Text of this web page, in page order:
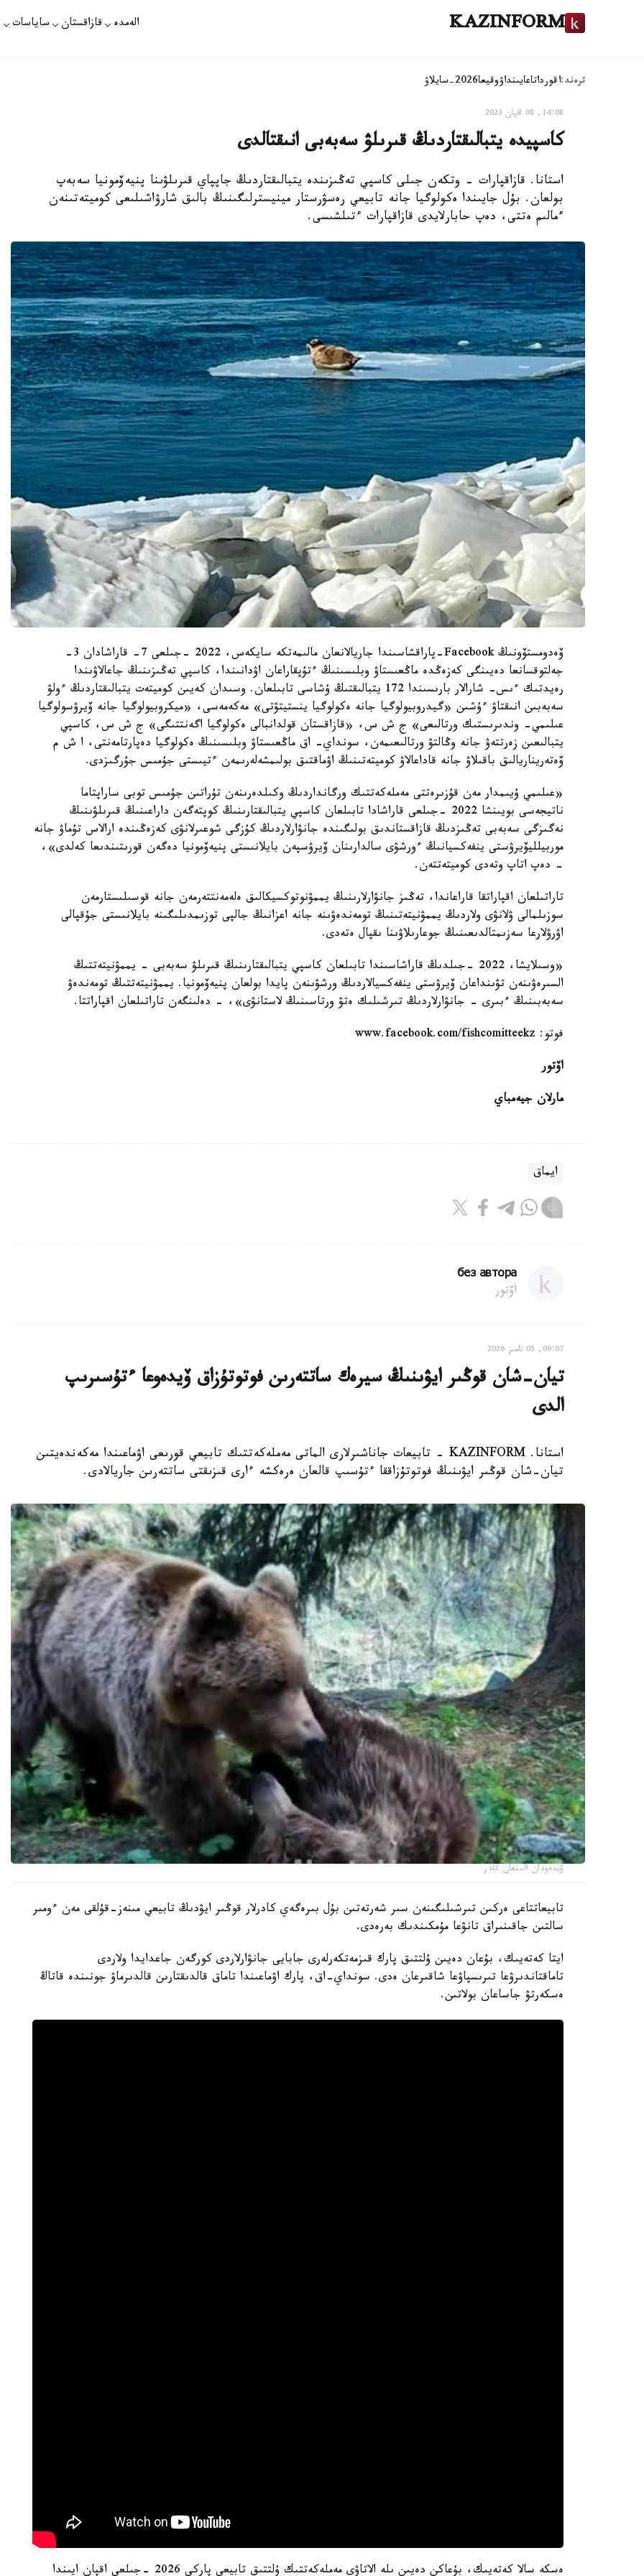
KAZINFORM الەمدە قازاقستان ساياسات
ترەند:اقورداتاعايىنداۋوقيعا2026-سايلاۋ
14:08, 08 اقپان 2023
كاسپيدە يتبالىقتاردىڭ قىرىلۋ سەبەبى انىقتالدى
استانا. قازاقپارات - وتكەن جىلى كاسپي تەڭىزىندە يتبالىقتاردىڭ جاپپاي قىرىلۋىنا پنيەۆمونيا سەبەپ
بولعان. بۇل جايىندا ەكولوگيا جانە تابيعي رەسۋرستار مينيسترلىگىنىڭ بالىق شارۋاشىلىعى كوميتەتىنەن
ءمالىم ەتتى، دەپ حابارلايدى قازاقپارات ءتىلشىسى.
ۆەدومستۆونىڭ Facebook-پاراقشاسىندا جاريالانعان مالىمەتكە سايكەس، 2022 -جىلعى 7- قاراشادان 3-
جەلتوقسانعا دەيىنگى كەزەڭدە ماڭعىستاۋ وبلىسىنىڭ ءتۇپقاراعان اۋدانىندا، كاسپي تەڭىزىنىڭ جاعالاۋىندا
رەيدتىك ءىس- شارالار بارىسىندا 172 يتبالىقتىڭ ۇشاسى تابىلعان. وسىدان كەيىن كوميتەت يتبالىقتاردىڭ ءولۋ
سەبەبىن انىقتاۋ ءۇشىن «گيدروبيولوگيا جانە ەكولوگيا ينستيتۋتى» مەكەمەسى، «ميكروبيولوگيا جانە ۆيرۋسولوگيا
عىلىمي- وندىرىستىك ورتالىعى» ج ش س، «قازاقستان قولدانبالى ەكولوگيا اگەنتتىگى» ج ش س، كاسپي
يتبالىعىن زەرتتەۋ جانە وڭالتۋ ورتالىعىمەن، سونداي- اق ماڭعىستاۋ وبلىسىنىڭ ەكولوگيا دەپارتامەنتى، ا ش م
ۆەتەريناريالىق باقىلاۋ جانە قاداعالاۋ كوميتەتىنىڭ اۋماقتىق بولىمشەلەرىمەن ءتيىستى جۇمىس جۇرگىزدى.
«عىلىمي ۇيىمدار مەن قۇزىرەتتى مەملەكەتتىك ورگانداردىڭ وكىلدەرىنەن تۇراتىن جۇمىس توبى ساراپتاما
ناتيجەسى بويىنشا 2022 -جىلعى قاراشادا تابىلعان كاسپي يتبالىقتارىنىڭ كوپتەگەن داراعىنىڭ قىرىلۋىنىڭ
نەگىزگى سەبەبى تەڭىزدىڭ قازاقستاندىق بولىگىندە جانۋارلاردىڭ كۇزگى شوعىرلانۋى كەزەڭىندە ارالاس تۇماۋ جانە
موربيلليۆيرۋستى ينفەكسيانىڭ ءورشۋى سالدارىنان ۆيرۋسپەن بايلانىستى پنيەۆمونيا دەگەن قورىتىندىعا كەلدى»،
- دەپ اتاپ وتەدى كوميتەتتەن.
تاراتىلعان اقپاراتقا قاراعاندا، تەڭىز جانۋارلارىنىڭ يممۋنوتوكسيكالىق ەلەمەنتتەرمەن جانە قوسىلىستارمەن
سوزىلمالى ۋلانۋى ولاردىڭ يممۋنيتەتىنىڭ تومەندەۋىنە جانە اعزانىڭ جالپى توزىمدىلىگىنە بايلانىستى جۇقپالى
اۋرۋلارعا سەزىمتالدىعىنىڭ جوعارىلاۋىنا ىقپال ەتەدى.
«وسىلايشا، 2022 -جىلدىڭ قاراشاسىندا تابىلعان كاسپي يتبالىقتارىنىڭ قىرىلۋ سەبەبى - يممۋنيتەتتىڭ
السىرەۋىنەن تۋىنداعان ۆيرۋستى ينفەكسيالاردىڭ ورشۋىنەن پايدا بولعان پنيەۆمونيا. يممۋنيتەتتىڭ تومەندەۋ
سەبەبىنىڭ ءبىرى - جانۋارلاردىڭ تىرشىلىك ەتۋ ورتاسىنىڭ لاستانۋى»، - دەلىنگەن تاراتىلعان اقپاراتتا.
فوتو: www.facebook.com/fishcomitteekz
اۆتور
مارلان جيەمباي
ايماق
без автора
اۆتور
09:07, 05 تامىز 2026
تيان-شان قوڭىر ايۋىنىڭ سيرەك ساتتەرىن فوتوتۇزاق ۆيدەوعا ءتۇسىرىپ
الدى
استانا. KAZINFORM - تابيعات جاناشىرلارى الماتى مەملەكەتتىك تابيعي قورىعى اۋماعىندا مەكەندەيتىن
تيان-شان قوڭىر ايۋىنىڭ فوتوتۇزاققا ءتۇسىپ قالعان ەرەكشە ءارى قىزىقتى ساتتەرىن جاريالادى.
ۆيدەودان الىنعان كادر
تابيعاتتاعى ەركىن تىرشىلىگىنەن سىر شەرتەتىن بۇل بىرەگەي كادرلار قوڭىر ايۋدىڭ تابيعي مىنەز-قۇلقى مەن ءومىر
سالتىن جاقىنىراق تانۋعا مۇمكىندىك بەرەدى.
ايتا كەتەيىك، بۇعان دەيىن ۇلتتىق پارك قىزمەتكەرلەرى جابايى جانۋارلاردى كورگەن جاعدايدا ولاردى
تاماقتاندىرۋعا تىرىسپاۋعا شاقىرعان ەدى. سونداي-اق، پارك اۋماعىندا تاماق قالدىقتارىن قالدىرماۋ جونىندە قاتاڭ
ەسكەرتۋ جاساعان بولاتىن.
ەسكە سالا كەتەيىك، بۇعاكن دەيىن ىلە الاتاۋى مەملەكەتتىك ۇلتتىق تابيعي پاركى 2026 -جىلعى اقپان ايىندا